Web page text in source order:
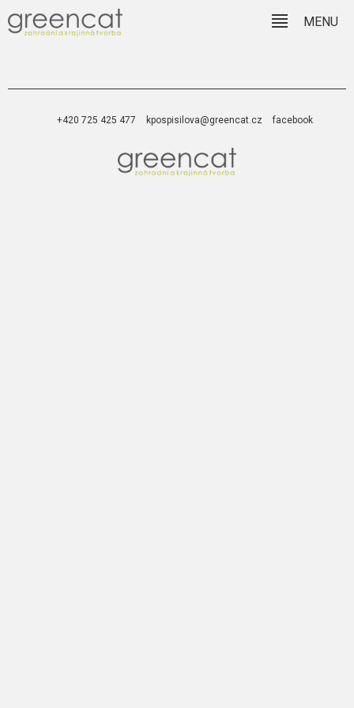
MENU
+420 725 425 477 kpospisilova@greencat.cz facebook